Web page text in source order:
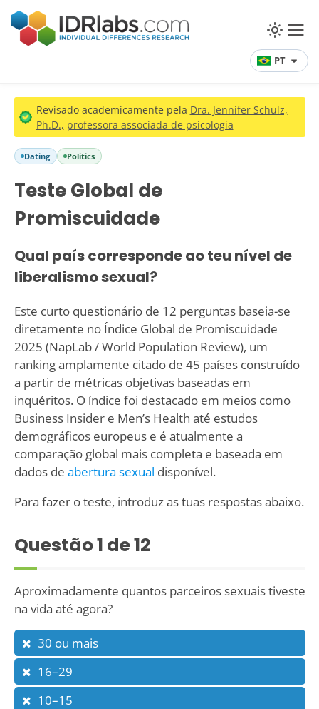
PT
Revisado academicamente pela Dra. Jennifer Schulz,
Ph.D., professora associada de psicologia
Dating Politics
Teste Global de
Promiscuidade
Qual país corresponde ao teu nível de
liberalismo sexual?
Este curto questionário de 12 perguntas baseia-se
diretamente no Índice Global de Promiscuidade
2025 (NapLab / World Population Review), um
ranking amplamente citado de 45 países construído
a partir de métricas objetivas baseadas em
inquéritos. O índice foi destacado em meios como
Business Insider e Men’s Health até estudos
demográficos europeus e é atualmente a
comparação global mais completa e baseada em
dados de abertura sexual disponível.
Para fazer o teste, introduz as tuas respostas abaixo.
Questão1 de 12
Aproximadamente quantos parceiros sexuais tiveste
na vida até agora?
30 ou mais
16–29
10–15